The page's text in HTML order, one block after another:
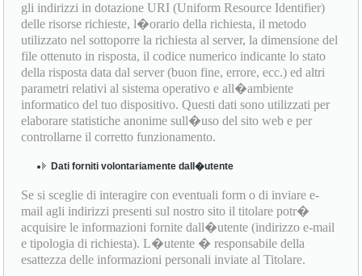
gli indirizzi in dotazione URI (Uniform Resource Identifier)
delle risorse richieste, l�orario della richiesta, il metodo
utilizzato nel sottoporre la richiesta al server, la dimensione del
file ottenuto in risposta, il codice numerico indicante lo stato
della risposta data dal server (buon fine, errore, ecc.) ed altri
parametri relativi al sistema operativo e all�ambiente
informatico del tuo dispositivo. Questi dati sono utilizzati per
elaborare statistiche anonime sull�uso del sito web e per
controllarne il corretto funzionamento.
Dati forniti volontariamente dall�utente
Se si sceglie di interagire con eventuali form o di inviare e-
mail agli indirizzi presenti sul nostro sito il titolare potr�
acquisire le informazioni fornite dall�utente (indirizzo e-mail
e tipologia di richiesta). L�utente � responsabile della
esattezza delle informazioni personali inviate al Titolare.